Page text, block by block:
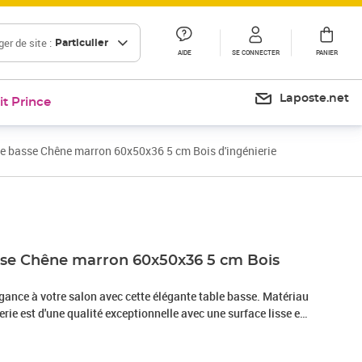
de site : Particulier
AIDE SE CONNECTER PANIER
Prince Laposte.net
basse Chêne marron 60x50x36 5 cm Bois d'ingénierie
Chêne marron 60x50x36 5 cm Bois
à votre salon avec cette élégante table basse. Matériau
est d'une qualité exceptionnelle avec une surface lisse et
stabilité et résistance à l'humidité. Fabriquée en bois
est facile à nettoyer avec un chiffon humide.Grand